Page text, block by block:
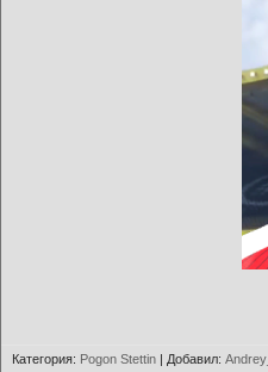
Категория: Pogon Stettin | Добавил: